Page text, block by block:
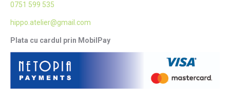
0751 599 535
hippo.atelier@gmail.com
Plata cu cardul prin MobilPay